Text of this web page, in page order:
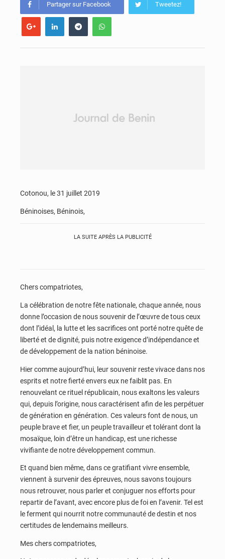
Partager sur Facebook Tweetez!
Cotonou, le 31 juillet 2019
Béninoises, Béninois,
LA SUITE APRÈS LA PUBLICITÉ
Chers compatriotes,
La célébration de notre fête nationale, chaque année, nous
donne l’occasion de nous souvenir de l’œuvre de tous ceux
dont l’idéal, la lutte et les sacrifices ont porté notre quête de
liberté et de dignité, puis notre exigence d’indépendance et
de développement de la nation béninoise.
Hier comme aujourd’hui, leur souvenir reste vivace dans nos
esprits et notre fierté envers eux ne faiblit pas. En
renouvelant ce rituel républicain, nous exaltons les valeurs
qui, depuis l’origine, nous caractérisent afin de les perpétuer
de génération en génération. Ces valeurs font de nous, un
peuple brave et fier, un peuple travailleur et tolérant dont la
mosaïque, loin d’être un handicap, est une richesse
vivifiante de notre développement commun.
Et quand bien même, dans ce gratifiant vivre ensemble,
viennent à survenir des épreuves, nous savons toujours
nous retrouver, nous parler et conjuguer nos efforts pour
repartir de l’avant, avec encore plus de foi en l’avenir. Tel est
le ferment qui nourrit notre communauté de destin et nos
certitudes de lendemains meilleurs.
Mes chers compatriotes,